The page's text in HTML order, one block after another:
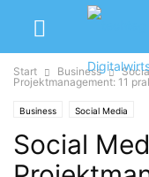
Start Business
Projektmanagement: 11
Business Social Media
Social